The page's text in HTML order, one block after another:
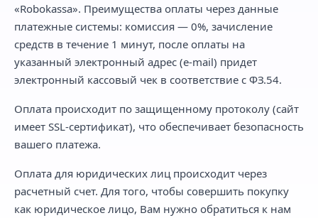
«Robokassa». Преимущества оплаты через данные
платежные системы: комиссия — 0%, зачисление
средств в течение 1 минут, после оплаты на
указанный электронный адрес (e-mail) придет
электронный кассовый чек в соответствие с ФЗ.54.
Оплата происходит по защищенному протоколу (сайт
имеет SSL-сертификат), что обеспечивает безопасность
вашего платежа.
Оплата для юридических лиц происходит через
расчетный счет. Для того, чтобы совершить покупку
как юридическое лицо, Вам нужно обратиться к нам